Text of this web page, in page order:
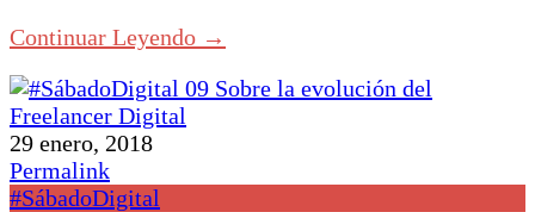
Continuar Leyendo →
29 enero, 2018
Permalink
#SábadoDigital